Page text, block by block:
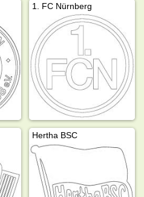
1. FC Nürnberg
Hertha BSC